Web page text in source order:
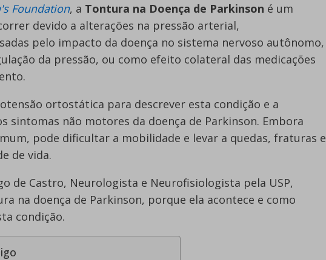
Foundation, a Tontura na Doença de Parkinson é um
devido a alterações na pressão arterial,
pelo impacto da doença no sistema nervoso autônomo,
da pressão, ou como efeito colateral das medicações
ortostática para descrever esta condição e a
sintomas não motores da doença de Parkinson. Embora
pode dificultar a mobilidade e levar a quedas, fraturas e
de vida.
de Castro, Neurologista e Neurofisiologista pela USP,
na doença de Parkinson, porque ela acontece e como
condição.